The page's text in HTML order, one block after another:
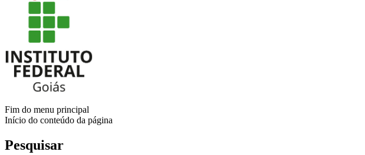
Fim do menu principal
Início do conteúdo da página
Pesquisar